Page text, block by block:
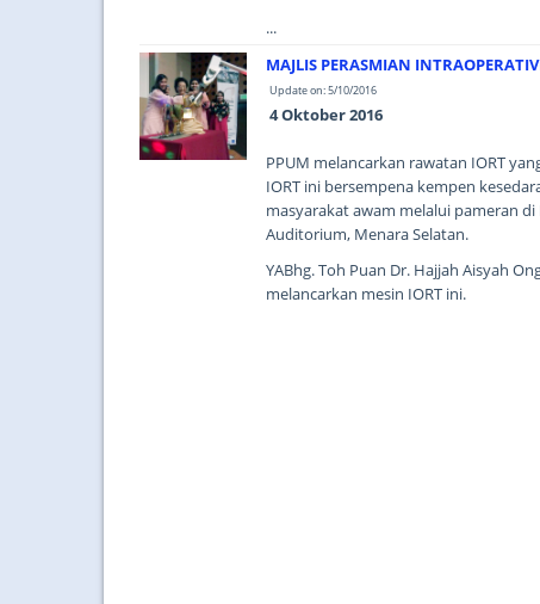
...
MAJLIS PERASMIAN
Update on: 5/10/2016
4 Oktober 2016
PPUM melancarkan rawatan IORT
IORT ini bersempena kempen
masyarakat awam melalui pameran
Auditorium, Menara Selatan.
YABhg. Toh Puan Dr. Hajjah Aisyah
melancarkan mesin IORT ini.